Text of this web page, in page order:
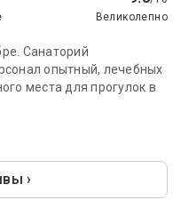
Великолепно
Санаторий
опытный, лечебных
места для прогулок в
›